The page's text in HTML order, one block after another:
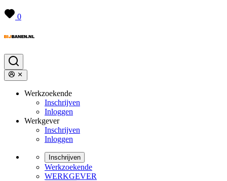
0
Werkzoekende
Inschrijven
Inloggen
Werkgever
Inschrijven
Inloggen
Inschrijven
Werkzoekende
WERKGEVER